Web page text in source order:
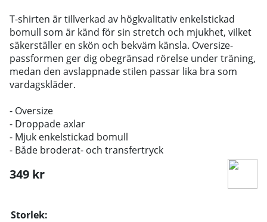
T-shirten är tillverkad av högkvalitativ enkelstickad
bomull som är känd för sin stretch och mjukhet, vilket
säkerställer en skön och bekväm känsla. Oversize-
passformen ger dig obegränsad rörelse under träning,
medan den avslappnade stilen passar lika bra som
vardagskläder.
- Oversize
- Droppade axlar
- Mjuk enkelstickad bomull
- Både broderat- och transfertryck
349 kr
Storlek: